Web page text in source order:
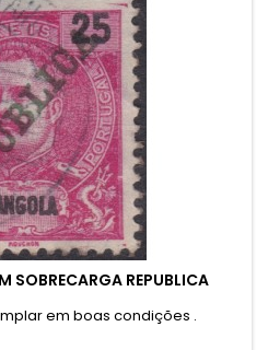
SOBRECARGA REPUBLICA
em boas condições .